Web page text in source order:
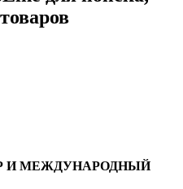
И МЕЖДУНАРОДНЫЙ